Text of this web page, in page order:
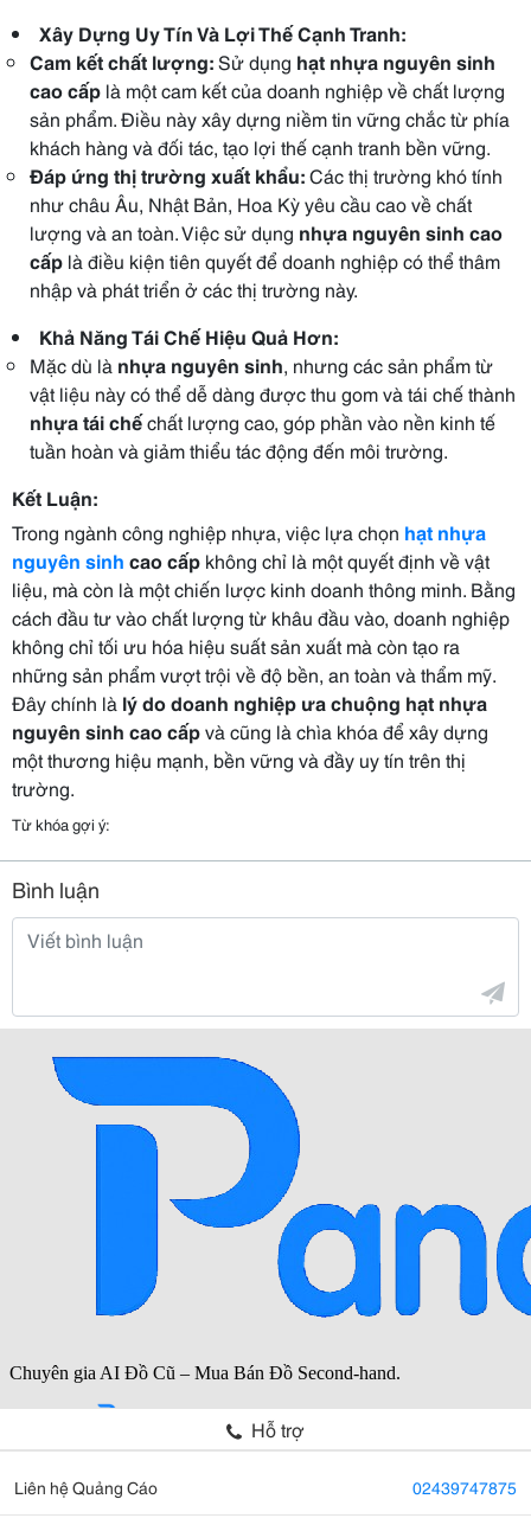
Xây Dựng Uy Tín Và Lợi Thế Cạnh Tranh:
Cam kết chất lượng:Sử dụng hạt nhựa nguyên sinh
cao cấp là một cam kết của doanh nghiệp về chất lượng
sản phẩm. Điều này xây dựng niềm tin vững chắc từ phía
khách hàng và đối tác, tạo lợi thế cạnh tranh bền vững.
Đáp ứng thị trường xuất khẩu:Các thị trường khó tính
như châu Âu, Nhật Bản, Hoa Kỳ yêu cầu cao về chất
lượng và an toàn. Việc sử dụng nhựa nguyên sinh cao
cấp là điều kiện tiên quyết để doanh nghiệp có thể thâm
nhập và phát triển ở các thị trường này.
Khả Năng Tái Chế Hiệu Quả Hơn:
Mặc dù là nhựa nguyên sinh, nhưng các sản phẩm từ
vật liệu này có thể dễ dàng được thu gom và tái chế thành
nhựa tái chếchất lượng cao, góp phần vào nền kinh tế
tuần hoàn và giảm thiểu tác động đến môi trường.
Kết Luận:
Trong ngành công nghiệp nhựa, việc lựa chọn hạt nhựa
nguyên sinh cao cấp không chỉ là một quyết định về vật
liệu, mà còn là một chiến lược kinh doanh thông minh. Bằng
cách đầu tư vào chất lượng từ khâu đầu vào, doanh nghiệp
không chỉ tối ưu hóa hiệu suất sản xuất mà còn tạo ra
những sản phẩm vượt trội về độ bền, an toàn và thẩm mỹ.
Đây chính là lý do doanh nghiệp ưa chuộng hạt nhựa
nguyên sinh cao cấpvà cũng là chìa khóa để xây dựng
một thương hiệu mạnh, bền vững và đầy uy tín trên thị
trường.
Từ khóa gợi ý:
Bình luận
Hỗ trợ
Liên hệ Quảng Cáo 02439747875